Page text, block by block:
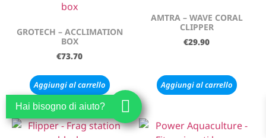
GROTECH – ACCLIMATION
BOX
€73.70
Aggiungi al carrello
AMTRA – WAVE CORAL
CLIPPER
€29.90
Aggiungi al carrello
Hai bisogno di aiuto?